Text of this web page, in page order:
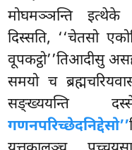
मोघमञ्ञन्ति इत्थेके
दिस्सति, ‘‘चेतसो
वूपकट्ठो’’तिआदीसु
समयो च
सङ्ख्ययन्ति
गणनपरिच्छेदनिद्देसो’’